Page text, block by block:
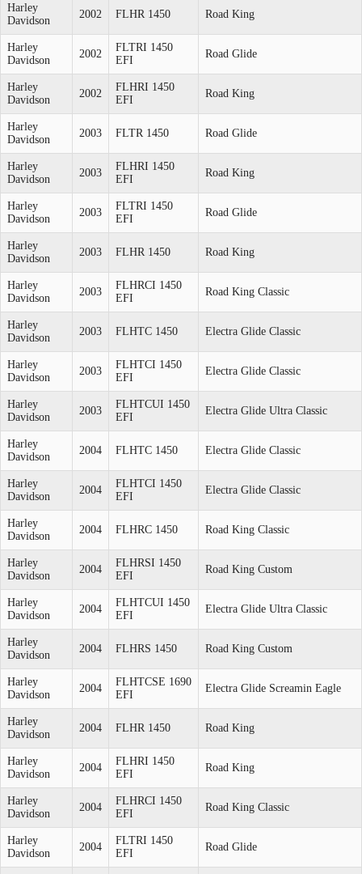
Harley
Davidson
2002 FLHR 1450 Road King
Harley
Davidson
2002
FLTRI 1450
EFI
Road Glide
Harley
Davidson
2002
FLHRI 1450
EFI
Road King
Harley
Davidson
2003 FLTR 1450 Road Glide
Harley
Davidson
2003
FLHRI 1450
EFI
Road King
Harley
Davidson
2003
FLTRI 1450
EFI
Road Glide
Harley
Davidson
2003 FLHR 1450 Road King
Harley
Davidson
2003
FLHRCI 1450
EFI
Road King Classic
Harley
Davidson
2003 FLHTC 1450 Electra Glide Classic
Harley
Davidson
2003
FLHTCI 1450
EFI
Electra Glide Classic
Harley
Davidson
2003
FLHTCUI 1450
EFI
Electra Glide Ultra Classic
Harley
Davidson
2004 FLHTC 1450 Electra Glide Classic
Harley
Davidson
2004
FLHTCI 1450
EFI
Electra Glide Classic
Harley
Davidson
2004 FLHRC 1450 Road King Classic
Harley
Davidson
2004
FLHRSI 1450
EFI
Road King Custom
Harley
Davidson
2004
FLHTCUI 1450
EFI
Electra Glide Ultra Classic
Harley
Davidson
2004 FLHRS 1450 Road King Custom
Harley
Davidson
2004
FLHTCSE 1690
EFI
Electra Glide Screamin Eagle
Harley
Davidson
2004 FLHR 1450 Road King
Harley
Davidson
2004
FLHRI 1450
EFI
Road King
Harley
Davidson
2004
FLHRCI 1450
EFI
Road King Classic
Harley
Davidson
2004
FLTRI 1450
EFI
Road Glide